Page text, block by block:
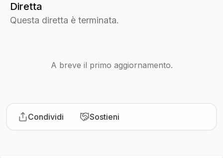
Diretta
Questa diretta è terminata.
A breve il primo aggiornamento.
Condividi Sostieni